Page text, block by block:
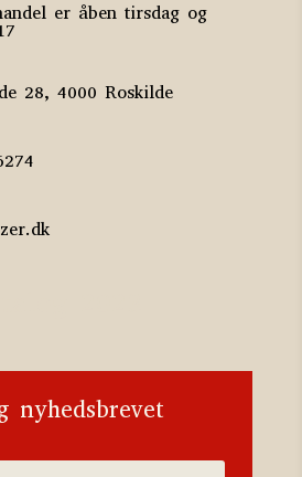
er åben tirsdag og
28, 4000 Roskilde
nyhedsbrevet